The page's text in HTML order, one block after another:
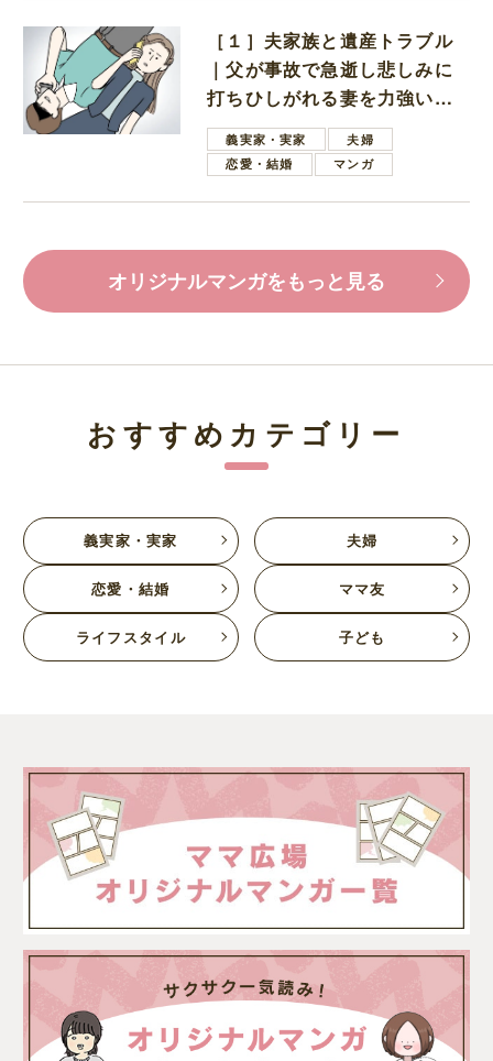
［１］夫家族と遺産トラブル
｜父が事故で急逝し悲しみに
打ちひしがれる妻を力強い言
葉で励ます夫
義実家・実家
夫婦
恋愛・結婚
マンガ
オリジナルマンガをもっと見る
おすすめカテゴリー
義実家・実家 夫婦
恋愛・結婚 ママ友
ライフスタイル 子ども